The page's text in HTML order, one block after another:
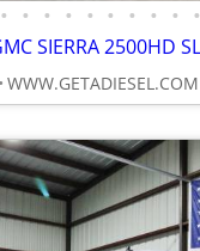
• • • • • • • • • •
WWW.GETADIESEL.COM